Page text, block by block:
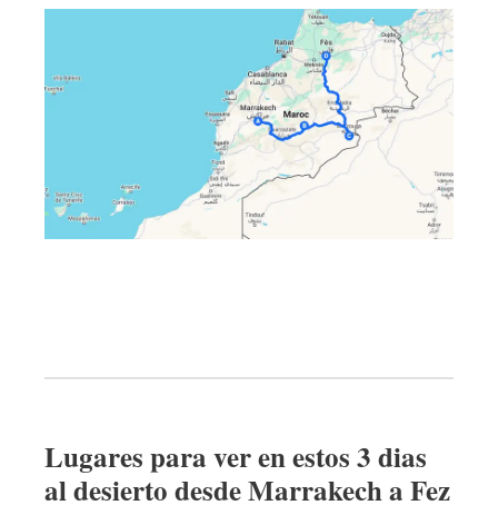
Lugares para ver en estos 3 dias
al desierto desde Marrakech a Fez